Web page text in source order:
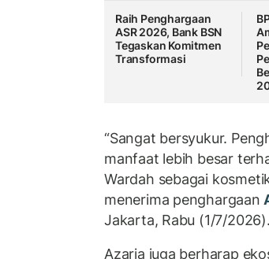
Raih Penghargaan
ASR 2026, Bank BSN
Tegaskan Komitmen
Transformasi
“Sangat bersyukur.
manfaat lebih besar
Wardah sebagai
menerima penghargaan
Jakarta, Rabu (1/7/2026).
Azaria juga berharap